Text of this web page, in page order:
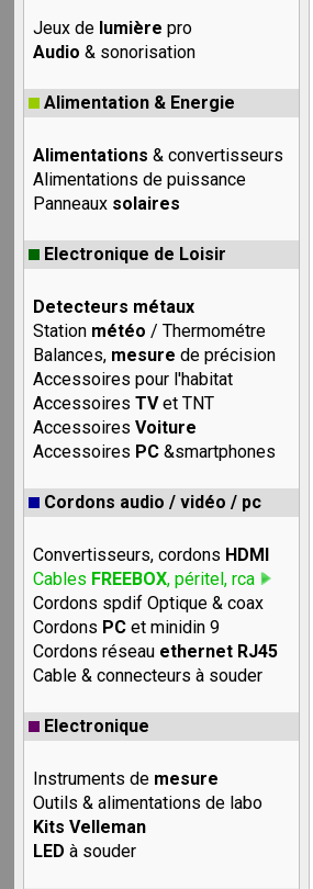
Jeux de lumière pro
Audio & sonorisation
Alimentation & Energie
Alimentations & convertisseurs
Alimentations de puissance
Panneaux solaires
Electronique de Loisir
Detecteurs métaux
Station météo / Thermométre
Balances, mesure de précision
Accessoires pour l'habitat
AccessoiresTVet TNT
AccessoiresVoiture
Accessoires PC &smartphones
Cordons audio / vidéo / pc
Convertisseurs, cordons HDMI
Cables FREEBOX, péritel, rca
Cordons spdif Optique & coax
Cordons PC et minidin 9
Cordons réseau ethernet RJ45
Cable & connecteurs à souder
Electronique
Instruments de mesure
Outils & alimentations de labo
Kits Velleman
LED à souder